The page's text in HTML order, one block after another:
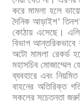
করে মামলা হলে
দৈনিক আড়াইশ’ তিনশ
কোঠায় এসেছে।
বিভাগ আন্তরিকভাবে
অটো মামলা রেকর্ড
মহাসচিব মোজাম্মেল
ব্যবহারে এবং নিয়মিত
বাহনের অতিরিক্ত
সকলের সচেতনতা